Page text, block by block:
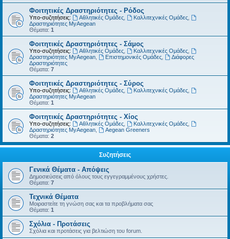
Φοιτητικές Δραστηριότητες - Ρόδος
Υπο-συζητήσεις: Αθλητικές Ομάδες, Καλλιτεχνικές Ομάδες,
Δραστηριότητες MyAegean
Θέματα: 1
Φοιτητικές Δραστηριότητες - Σάμος
Υπο-συζητήσεις: Αθλητικές Ομάδες, Καλλιτεχνικές Ομάδες,
Δραστηριότητες MyAegean
Επιστημονικές Ομάδες,
Διάφορες
Δραστηριότητες
Θέματα: 7
Φοιτητικές Δραστηριότητες - Σύρος
Υπο-συζητήσεις: Αθλητικές Ομάδες, Καλλιτεχνικές Ομάδες,
Δραστηριότητες MyAegean
Θέματα: 1
Φοιτητικές Δραστηριότητες - Χίος
Υπο-συζητήσεις: Αθλητικές Ομάδες, Καλλιτεχνικές Ομάδες,
Δραστηριότητες MyAegean
Aegean Greeners
Θέματα: 2
Συζητήσεις
Γενικά Θέματα - Απόψεις
Δημοσιεύσεις από όλους τους εγγεγραμμένους χρήστες.
Θέματα: 7
Τεχνικά Θέματα
Μοιραστείτε τη γνώση σας και τα προβλήματα σας
Θέματα: 1
Σχόλια - Προτάσεις
Σχόλια και προτάσεις για βελτιώση του forum.